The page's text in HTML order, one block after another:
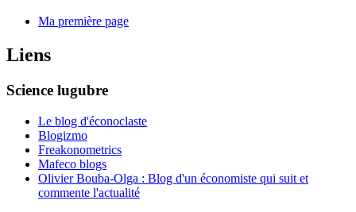
Ma première page
Liens
Science lugubre
Le blog d'éconoclaste
Blogizmo
Freakonometrics
Mafeco blogs
Olivier Bouba-Olga : Blog d'un économiste qui suit et
commente l'actualité